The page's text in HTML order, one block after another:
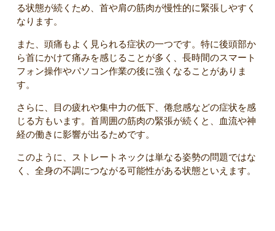
る状態が続くため、首や肩の筋肉が慢性的に緊張しやすく
なります。
また、頭痛もよく見られる症状の一つです。特に後頭部か
ら首にかけて痛みを感じることが多く、長時間のスマート
フォン操作やパソコン作業の後に強くなることがありま
す。
さらに、目の疲れや集中力の低下、倦怠感などの症状を感
じる方もいます。首周囲の筋肉の緊張が続くと、血流や神
経の働きに影響が出るためです。
このように、ストレートネックは単なる姿勢の問題ではな
く、全身の不調につながる可能性がある状態といえます。